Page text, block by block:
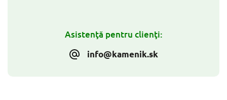
Asistenţă pentru clienţi:
info@kamenik.sk